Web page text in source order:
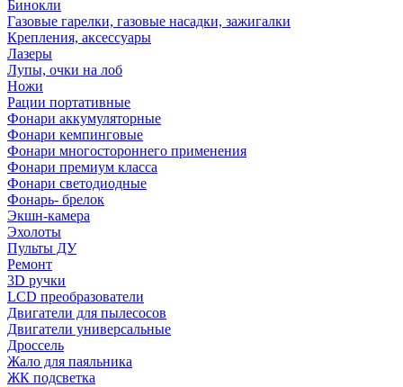
Бинокли
Газовые гарелки, газовые насадки, зажигалки
Крепления, аксессуары
Лазеры
Лупы, очки на лоб
Ножи
Рации портативные
Фонари аккумуляторные
Фонари кемпинговые
Фонари многостороннего применения
Фонари премиум класса
Фонари светодиодные
Фонарь- брелок
Экшн-камера
Эхолоты
Пульты ДУ
Ремонт
3D ручки
LCD преобразователи
Двигатели для пылесосов
Двигатели универсальные
Дроссель
Жало для паяльника
ЖК подсветка